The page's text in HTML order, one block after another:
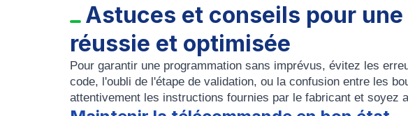
Astuces et conseils pour
réussie et optimisée
Pour garantir une programmation sans imprévus, évitez les
code, l'oubli de l'étape de validation, ou la confusion entre les
attentivement les instructions fournies par le fabricant et soyez